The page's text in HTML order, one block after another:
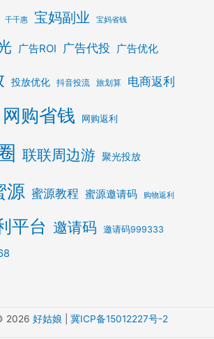
千千惠 宝妈副业 宝妈省钱
广告ROI 广告代投 广告优化
投放优化 抖音投流 旅划算 电商返利
网购省钱 网购返利
联联周边游 聚光投放
源 蜜源教程 蜜源邀请码 购物返利
平台 邀请码 邀请码999333
2026 好姑娘 冀ICP备15012227号-2